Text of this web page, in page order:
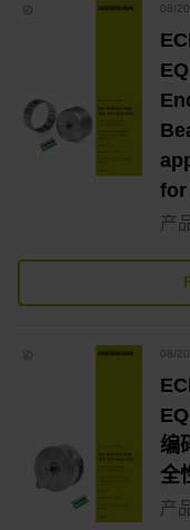
08/
for
产
08/
编
全
产